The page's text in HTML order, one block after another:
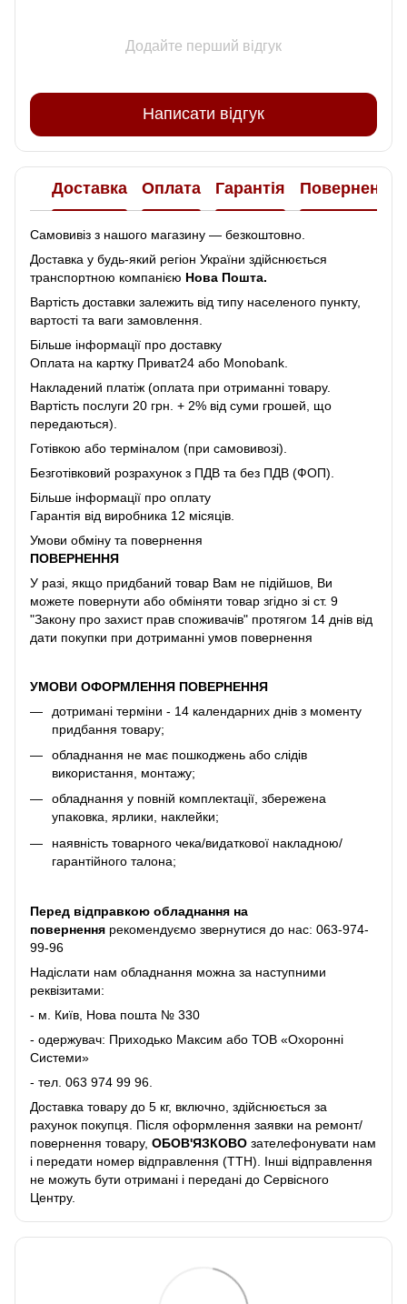
Додайте перший відгук
Написати відгук
Доставка Оплата Гарантія Повернення
Самовивіз з нашого магазину — безкоштовно.
Доставка у будь-який регіон України здійснюється
транспортною компанією Нова Пошта.
Вартість доставки залежить від типу населеного пункту,
вартості та ваги замовлення.
Більше інформації про доставку
Оплата на картку Приват24 або Monobank.
Накладений платіж (оплата при отриманні товару.
Вартість послуги 20 грн. + 2% від суми грошей, що
передаються).
Готівкою або терміналом (при самовивозі).
Безготівковий розрахунок з ПДВ та без ПДВ (ФОП).
Більше інформації про оплату
Гарантія від виробника 12 місяців.
Умови обміну та повернення
ПОВЕРНЕННЯ
У разі, якщо придбаний товар Вам не підійшов, Ви
можете повернути або обміняти товар згідно зі ст. 9
"Закону про захист прав споживачів" протягом 14 днів від
дати покупки при дотриманні умов повернення
УМОВИ ОФОРМЛЕННЯ ПОВЕРНЕННЯ
дотримані терміни - 14 календарних днів з моменту
придбання товару;
обладнання не має пошкоджень або слідів
використання, монтажу;
обладнання у повній комплектації, збережена
упаковка, ярлики, наклейки;
наявність товарного чека/видаткової накладною/
гарантійного талона;
Перед відправкою обладнання на
повернення рекомендуємо звернутися до нас: 063-974-
99-96
Надіслати нам обладнання можна за наступними
реквізитами:
- м. Київ, Нова пошта № 330
- одержувач: Приходько Максим або ТОВ «Охоронні
Системи»
- тел. 063 974 99 96.
Доставка товару до 5 кг, включно, здійснюється за
рахунок покупця. Після оформлення заявки на ремонт/
повернення товару, ОБОВ'ЯЗКОВО зателефонувати нам
і передати номер відправлення (ТТН). Інші відправлення
не можуть бути отримані і передані до Сервісного
Центру.